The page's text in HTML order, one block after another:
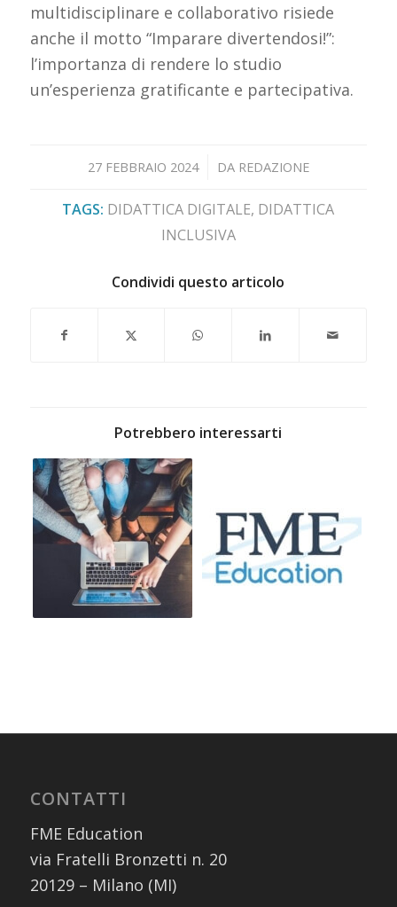
multidisciplinare e collaborativo risiede
anche il motto “Imparare divertendosi!”:
l’importanza di rendere lo studio
un’esperienza gratificante e partecipativa.
27 FEBBRAIO 2024
/ DA REDAZIONE
TAGS: DIDATTICA DIGITALE, DIDATTICA
INCLUSIVA
Condividi questo articolo
Potrebbero interessarti
CONTATTI
FME Education
via Fratelli Bronzetti n. 20
20129 – Milano (MI)